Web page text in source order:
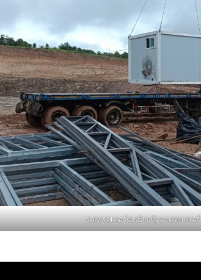
รถเทรลเลอร์ขนย้ายตู้คอนเทนเนอร์